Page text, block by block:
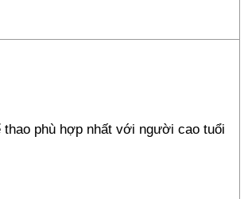
thao phù hợp nhất với người cao tuổi